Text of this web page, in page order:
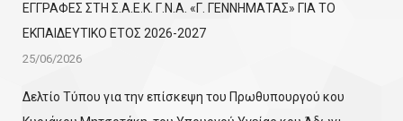
ΕΓΓΡΑΦΕΣ ΣΤΗ Σ.Α.Ε.Κ. Γ.Ν.Α. «Γ. ΓΕΝΝΗΜΑΤΑΣ» ΓΙΑ ΤΟ
ΕΚΠΑΙΔΕΥΤΙΚΟ ΕΤΟΣ 2026-2027
25/06/2026
Δελτίο Τύπου για την επίσκεψη του Πρωθυπουργού κου